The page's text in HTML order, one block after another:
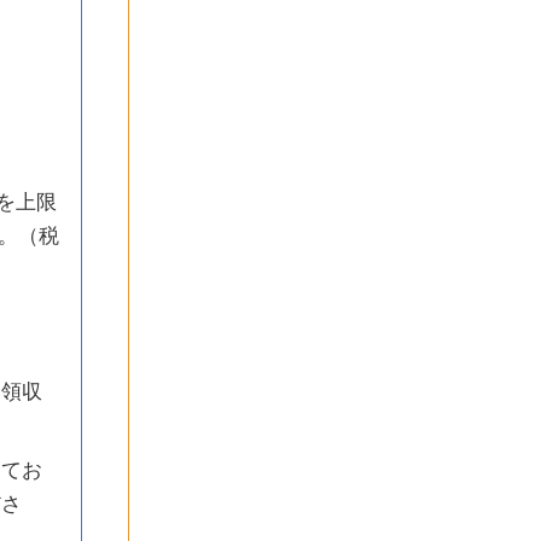
上限
（税
収
お